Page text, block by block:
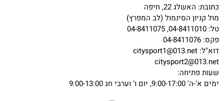
כתובת: האשלג 22, חיפה
מול קניון הסינמול (לב המפרץ)
טל: 04-8411010, 04-8411075
פקס: 04-8411076
דוא"ל: citysport1@013.net
citysport2@013.net
שעות פתיחה:
ימים א'-ה' 9:00-17:00, יום ו' וערבי חג 9:00-13:00